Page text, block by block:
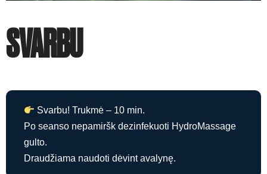
SVARBU
Svarbu! Trukmė – 10 min.
Po seanso nepamiršk dezinfekuoti HydroMassage
gulto.
Draudžiama naudoti dėvint avalynę.